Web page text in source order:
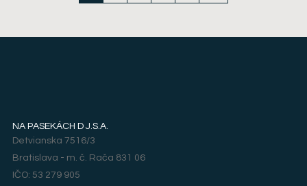
NA PASEKÁCH D J.S.A.
Detvianska 7516/3
Bratislava - m. č. Rača 831 06
IČO: 53 279 905